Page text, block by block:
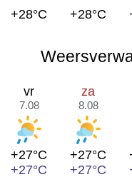
+28°C +28°C
vr
7.08
+27°C
+27°C
za
8.08
+27°C
+27°C